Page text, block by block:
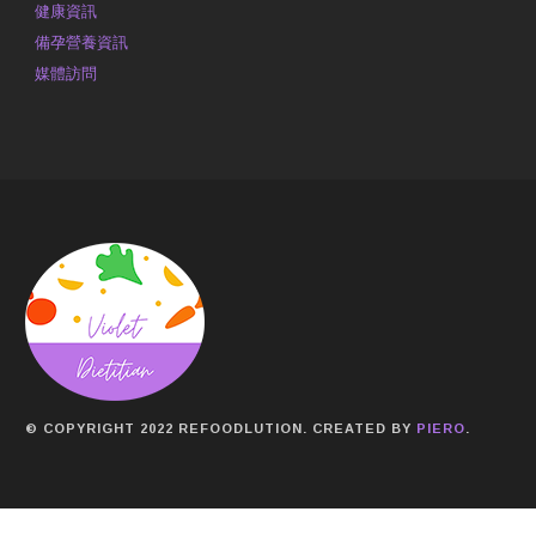
健康資訊
備孕營養資訊
媒體訪問
© COPYRIGHT 2022 REFOODLUTION. CREATED BY PIERO